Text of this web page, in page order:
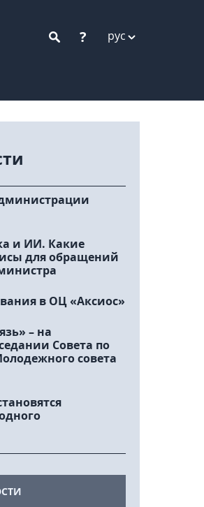
? рус
и ИИ. Какие
для обращений
в ОЦ «Аксиос»
– на
Совета по
совета